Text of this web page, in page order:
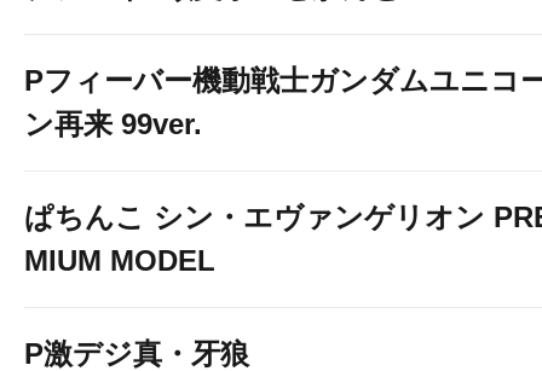
Pフィーバー機動戦士ガンダムユニコ
ン再来 99ver.
ぱちんこ シン・エヴァンゲリオン
MIUM MODEL
P激デジ真・牙狼